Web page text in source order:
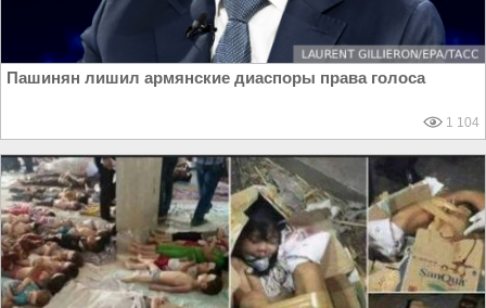
Пашинян лишил армянские диаспоры права голоса
1 104